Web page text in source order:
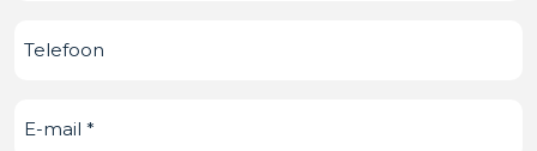
Telefoonnummer
E-